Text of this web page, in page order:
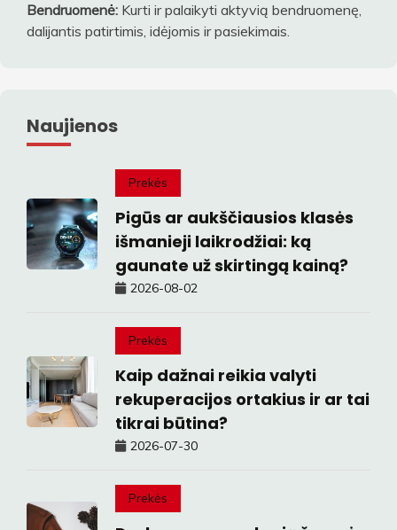
Bendruomenė: Kurti ir palaikyti aktyvią bendruomenę,
dalijantis patirtimis, idėjomis ir pasiekimais.
Naujienos
Prekės
Pigūs ar aukščiausios klasės
išmanieji laikrodžiai: ką
gaunate už skirtingą kainą?
2026-08-02
Prekės
Kaip dažnai reikia valyti
rekuperacijos ortakius ir ar tai
tikrai būtina?
2026-07-30
Prekės